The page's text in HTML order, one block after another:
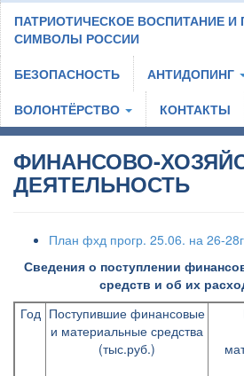
ПАТРИОТИЧЕСКОЕ ВОСПИТАНИЕ И
СИМВОЛЫ РОССИИ
БЕЗОПАСНОСТЬ
АНТИДОПИНГ
ВОЛОНТЁРСТВО
КОНТАКТЫ
ФИНАНСОВО-
ДЕЯТЕЛЬНОСТЬ
План фхд прогр. 25.06. на 26-
Сведения о поступлении
средств и об их
Год Поступившие финансовые
и материальные средства
(тыс.руб.)